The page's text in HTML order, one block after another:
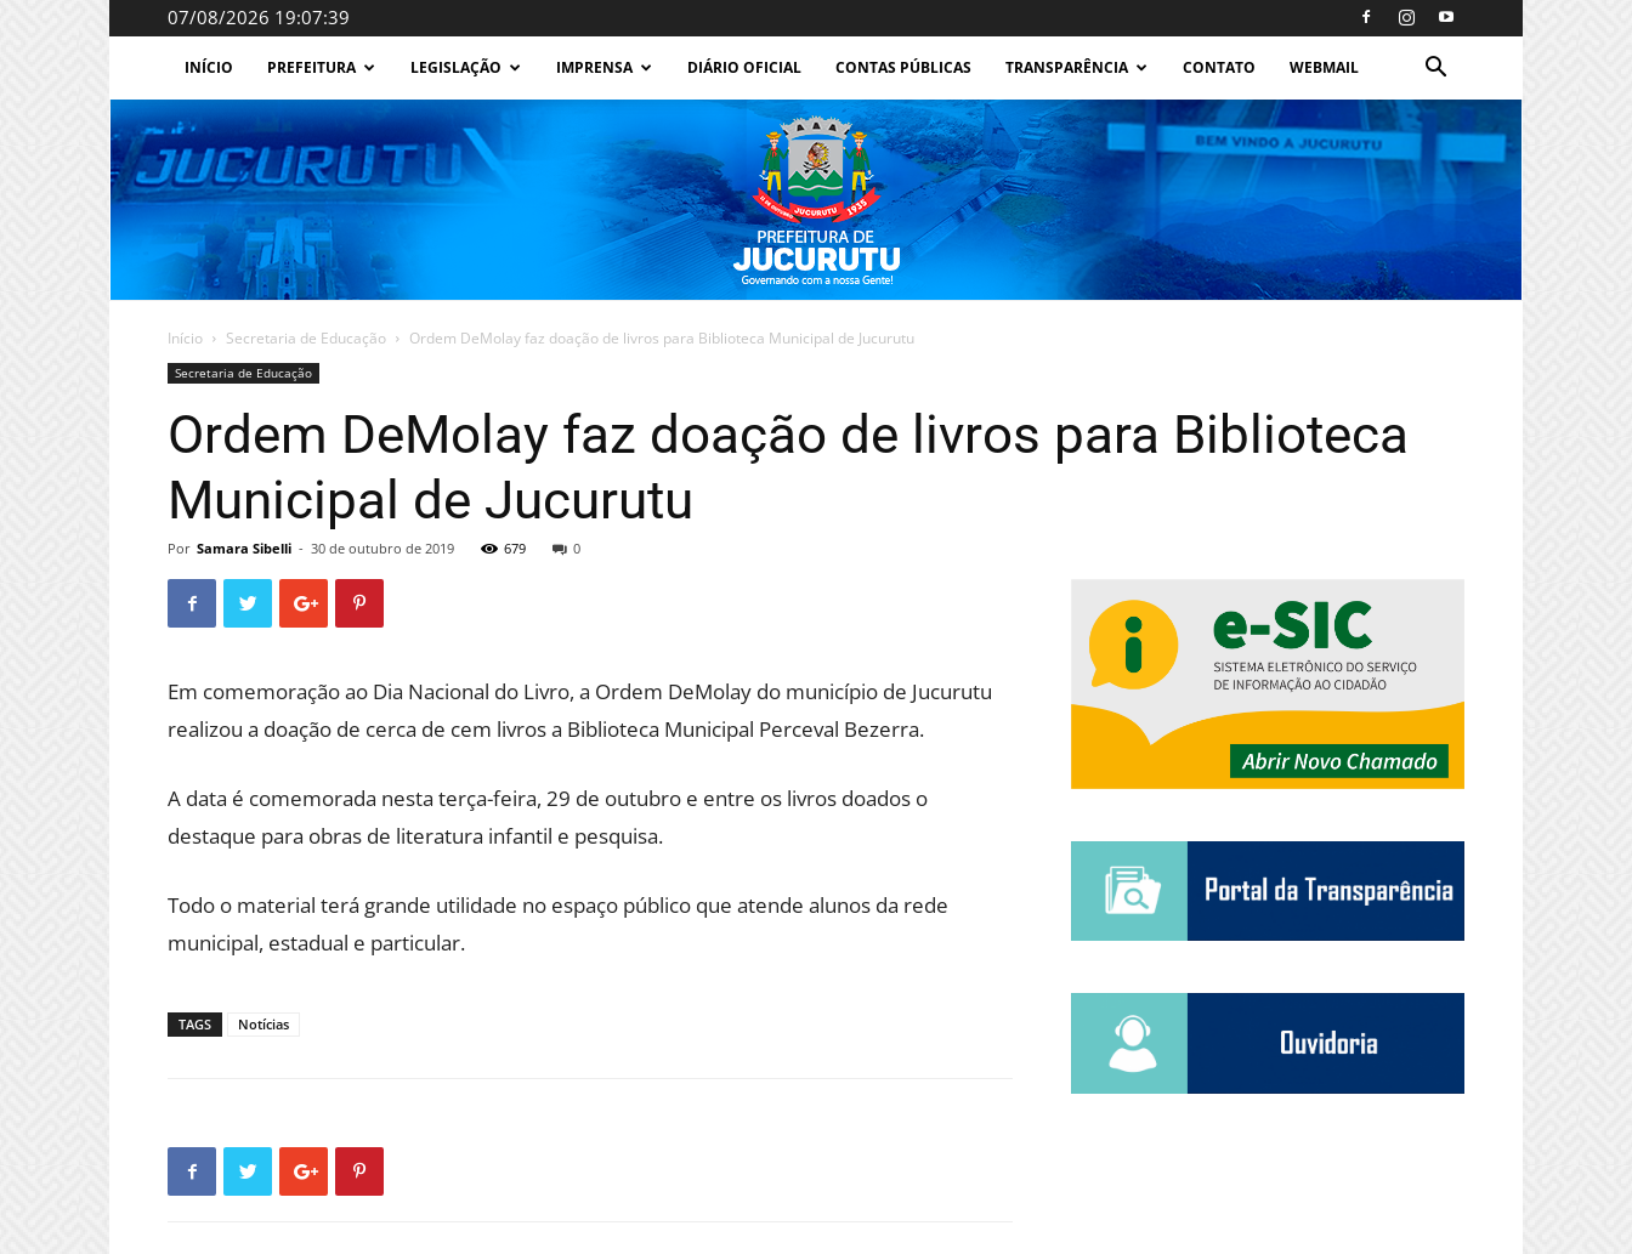
07/08/2026 19:07:39
INÍCIO PREFEITURA LEGISLAÇÃO IMPRENSA DIÁRIO OFICIAL CONTAS PÚBLICAS TRANSPARÊNCIA CONTATO WEBMAIL
Início Secretaria de Educação Ordem DeMolay faz doação de livros para Biblioteca Municipal de Jucurutu
Secretaria de Educação
Ordem DeMolay faz doação de livros para Biblioteca
Municipal de Jucurutu
Por Samara Sibelli - 30 de outubro de 2019 679 0
Em comemoração ao Dia Nacional do Livro, a Ordem DeMolay do município de Jucurutu
realizou a doação de cerca de cem livros a Biblioteca Municipal Perceval Bezerra.
A data é comemorada nesta terça-feira, 29 de outubro e entre os livros doados o
destaque para obras de literatura infantil e pesquisa.
Todo o material terá grande utilidade no espaço público que atende alunos da rede
municipal, estadual e particular.
TAGS Notícias